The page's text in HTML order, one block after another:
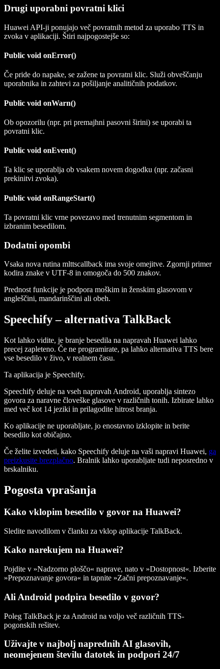
Drugi uporabni povratni klici
Huawei API-ji ponujajo več povratnih metod za uporabo TTS in
zvoka v aplikaciji. Štiri najpogostejše so:
Public void onError()
Če pride do napake, se zažene ta povratni klic. Služi obveščanju
uporabnika in zahtevi za pošiljanje analitičnih podatkov.
Public void onWarn()
Ob opozorilu (npr. pri premajhni pasovni širini) se uporabi ta
povratni klic.
Public void onEvent()
Ta klic se uporablja ob vsakem novem dogodku (npr. začasni
prekinitvi zvoka).
Public void onRangeStart()
Ta povratni klic vrne povezavo med trenutnim segmentom in
izbranim besedilom.
Dodatni opombi
Vsaka nova rutina mlttscallback ima svoje omejitve. Zgornji primer
kodira znake v UTF-8 in omogoča do 500 znakov.
Prednost funkcije je podpora moškim in ženskim glasovom v
angleščini, mandarinščini ali obeh.
Speechify – alternativa TalkBack
Kot lahko vidite, je branje besedila na napravah Huawei lahko
precej zapleteno. Če ne programirate, pa lahko alternativa TTS bere
vse besedilo v živo, v realnem času.
Ta aplikacija je Speechify.
Speechify deluje na vseh napravah Android, uporablja sintezo
govora za naravne človeške glasove v različnih tonih. Izbirate lahko
med več kot 14 jeziki in prilagodite hitrost branja.
Ko aplikacije ne uporabljate, jo enostavno izklopite in berite
besedilo kot običajno.
Če želite izvedeti, kako Speechify deluje na vaši napravi Huawei, ga
preizkusite brezplačno. Bralnik lahko uporabljate tudi neposredno v
brskalniku.
Pogosta vprašanja
Kako vklopim besedilo v govor na Huawei?
Sledite navodilom v članku za vklop aplikacije TalkBack.
Kako narekujem na Huawei?
Pojdite v »Nadzorno ploščo« naprave, nato v »Dostopnost«. Izberite
»Prepoznavanje govora« in tapnite »Začni prepoznavanje«.
Ali Android podpira besedilo v govor?
Poleg TalkBack je za Android na voljo več različnih TTS-
pogonskih rešitev.
Uživajte v najbolj naprednih AI glasovih,
neomejenem številu datotek in podpori 24/7